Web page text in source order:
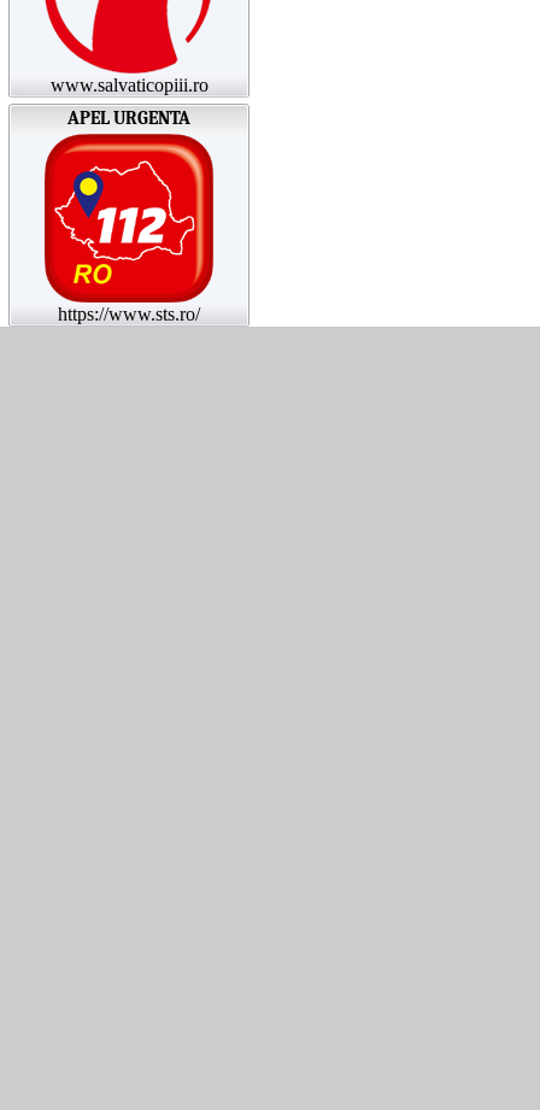
www.salvaticopiii.ro
APEL URGENTA
https://www.sts.ro/